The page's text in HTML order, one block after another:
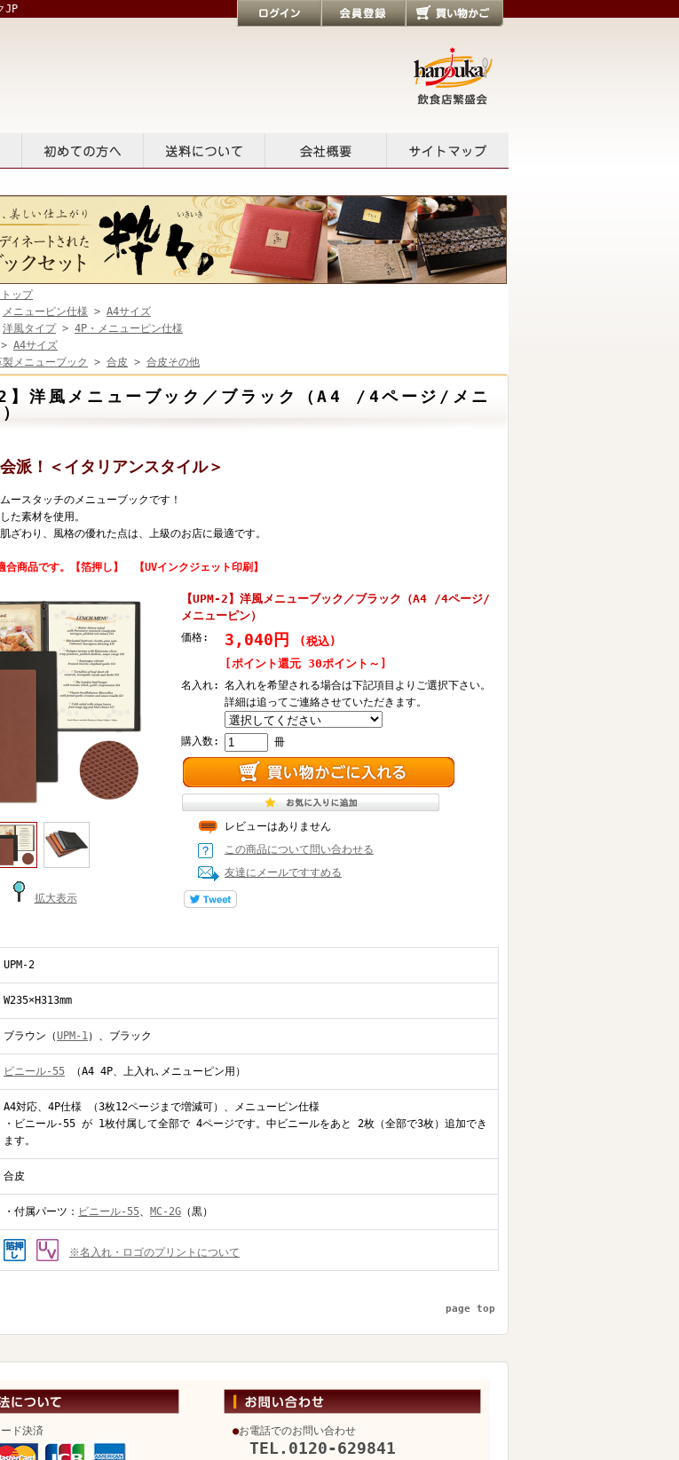
JP
ップ
メニューピン仕様 > A4サイズ
洋風タイプ> 4P・メニューピン仕様
> A4サイズ
製メニューブック > 合皮 > 合皮その他
2】洋風メニューブック／ブラック（A4 /4ページ/メニ
派！＜イタリアンスタイル＞
ースタッチのメニューブックです！
た素材を使用。
ざわり、風格の優れた点は、上級のお店に最適です。
合商品です。【箔押し】 【UVインクジェット印刷】
拡大表示
【UPM-2】洋風メニューブック／ブラック（A4 /4ページ/
メニューピン）
価格: 3,040円
(税込)
[ポイント還元 30ポイント～]
名入れ: 名入れを希望される場合は下記項目よりご選択下さい。
詳細は追ってご連絡させていただきます。
購入数: 冊
レビューはありません
この商品について問い合わせる
友達にメールですすめる
UPM-2
W235×H313mm
ブラウン（ UPM-1）、ブラック
ビニール-55 （A4 4P、上入れ､メニューピン用）
A4対応、4P仕様 （3枚12ページまで増減可）、メニューピン仕様
・ビニール-55 が 1枚付属して全部で 4ページです。中ビニールをあと 2枚（全部で3枚）追加でき
ます。
合皮
・付属パーツ： ビニール-55、 MC-2G （黒）
※名入れ・ロゴのプリントについて
page top
ド決済 ●お電話でのお問い合わせ
TEL.0120-629841